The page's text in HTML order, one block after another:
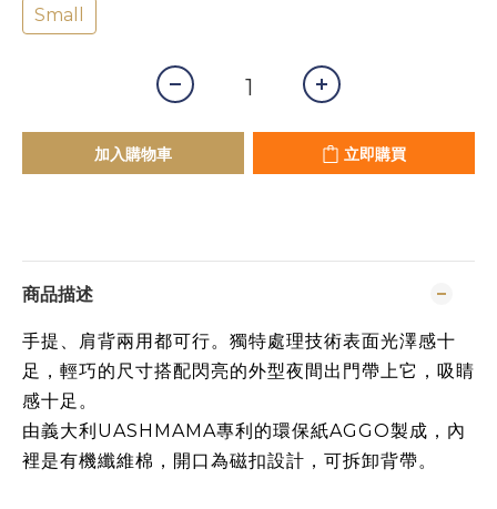
Small
加入購物車 立即購買
商品描述
手提、肩背兩用都可行。獨特處理技術表面光澤感十
足，輕巧的尺寸搭配閃亮的外型夜間出門帶上它，吸睛
感十足。
由義大利UASHMAMA專利的環保紙AGGO製成，內
裡是有機纖維棉，開口為磁扣設計，可拆卸背帶。